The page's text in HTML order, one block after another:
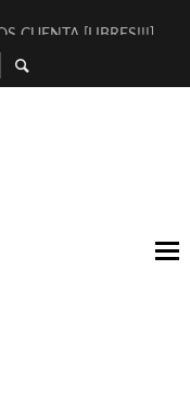
CUENTA [LIBRES!!!]
MONFORT
TEATRAL CLAUDIO
DEL TOMATAZO
#EXVITA
3.0] EN EXVITA
[RELATIVA
A SERRAT